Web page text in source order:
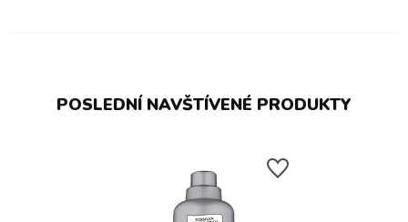
POSLEDNÍ NAVŠTÍVENÉ PRODUKTY